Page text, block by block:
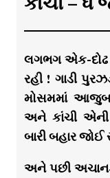
લગભગ એક-દોઢ
રહી ! ગાડી
મોસમમાં
અને કાંચી એની
બારી બહાર જોઈ
અને પછી